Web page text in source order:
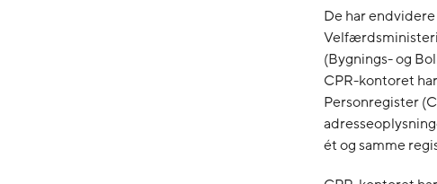
De har
(Bygnings- og
CPR-kontoret
Personregister
ét og samme